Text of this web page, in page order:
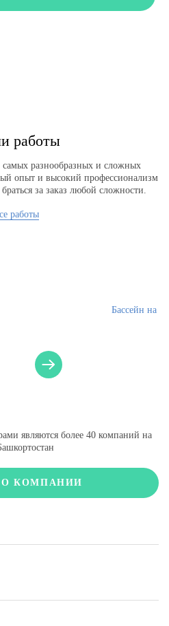
работы
самых разнообразных и сложных
опыт и высокий профессионализм
за заказ любой сложности.
работы
Бассейн на
являются более 40 компаний на
КОМПАНИИ